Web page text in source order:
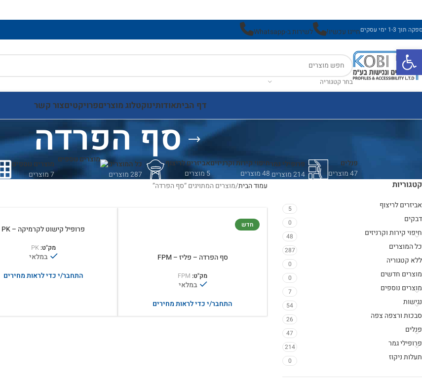
פתח סרגל נגישות
תוך 1-3 ימי עסקים חייגו עכשיו! לשירות ב-Whatsapp
בחר קטגוריה
דף הביתאודותינוקטלוג מוצריםפרויקטיםצור קשר
סף הפרדה
פנלים
47 מוצרים
פרופילי גמר
214 מוצרים
חיפוי קירות וקרניזים
48 מוצרים
אביזרים לריצוף
5 מוצרים
כל המוצרים
287 מוצרים
מוצרים נוספים
7 מוצרים
קטגוריות
אביזרים לריצוף 5
דבקים 0
חיפוי קירות וקרניזים 48
כל המוצרים 287
ללא קטגוריה 0
מוצרים חדשים 0
מוצרים נוספים 7
נגישות 54
סבכות ורצפה צפה 26
פנלים 47
פרופילי גמר 214
תעלות ניקוז 0
עמוד הבית מוצרים המתויגים “סף הפרדה”
חדש
סף הפרדה – פליז – FPM
מק"ט: FPM
במלאי
התחבר/י כדי לראות מחירים
פרופיל קישוט לקרמיקה – PK
מק"ט:PK
במלאי
התחבר/י כדי לראות מחירים